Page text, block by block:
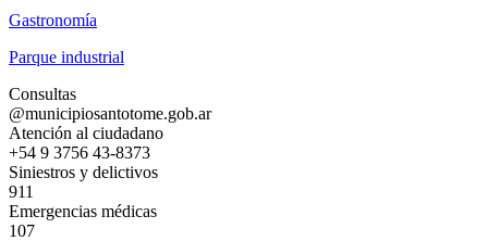
Gastronomía
Parque industrial
Consultas
@municipiosantotome.gob.ar
Atención al ciudadano
+54 9 3756 43-8373
Siniestros y delictivos
911
Emergencias médicas
107